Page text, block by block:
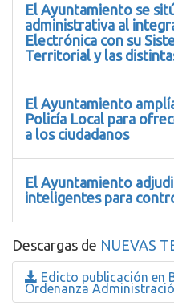
El Ayuntamiento se
administrativa al
Electrónica con su
Territorial y las
El Ayuntamiento
Policía Local para
a los ciudadanos
El Ayuntamiento
inteligentes para
Descargas de NUEVAS
Edicto publicación en
Ordenanza